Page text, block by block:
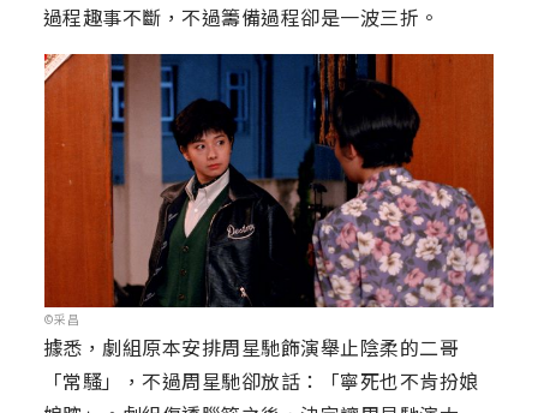
過程趣事不斷，不過籌備過程卻是一波三折。
©采昌
據悉，劇組原本安排周星馳飾演舉止陰柔的二哥
「常騷」，不過周星馳卻放話：「寧死也不肯扮娘